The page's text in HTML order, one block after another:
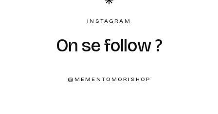
INSTAGRAM
On se follow ?
@MEMENTOMORISHOP